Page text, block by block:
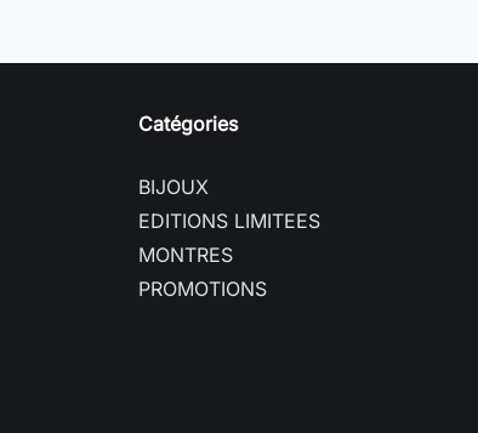
Catégories
BIJOUX
EDITIONS LIMITEES
MONTRES
PROMOTIONS